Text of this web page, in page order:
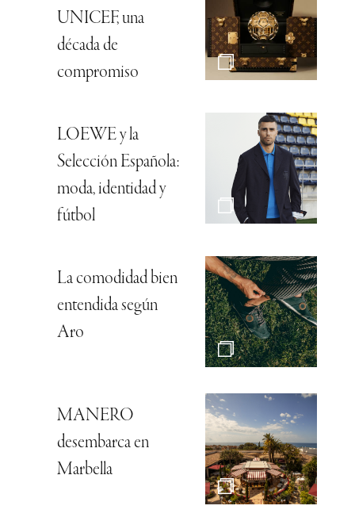
UNICEF, una
década de
compromiso
LOEWE y la
Selección Española:
moda, identidad y
fútbol
La comodidad bien
entendida según
Aro
MANERO
desembarca en
Marbella